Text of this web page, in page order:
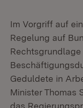
Im Vorgriff auf
Regelung auf
Geduldete in
Minister Thomas
das